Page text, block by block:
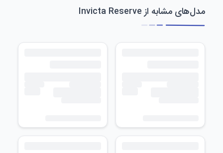
مدل‌های مشابه از Invicta Reserve